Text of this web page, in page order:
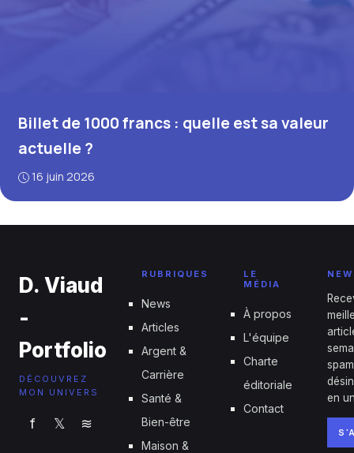
Billet de 1000 francs : quelle est sa valeur
actuelle ?
16 juin 2026
D. Viaud
-
Portfolio
DÉCOUVREZ
MON UNIVERS
f 𝕏 ≋
RUBRIQUES
News
Articles
Argent &
Carrière
Santé &
Bien-être
Maison &
LE
MÉDIA
À propos
L'équipe
Charte
éditoriale
Contact
en